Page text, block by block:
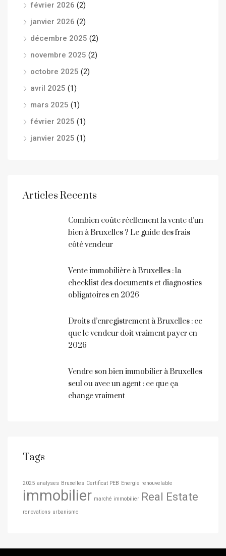
février 2026 (2)
janvier 2026 (2)
décembre 2025 (2)
novembre 2025 (2)
octobre 2025 (2)
avril 2025 (1)
mars 2025 (1)
février 2025 (1)
janvier 2025 (1)
Articles Recents
Combien coûte réellement la vente d’un
bien à Bruxelles ? Le guide des frais
côté vendeur
Vente immobilière à Bruxelles : la
checklist des documents et diagnostics
obligatoires en 2026
Droits d’enregistrement à Bruxelles : ce
que le vendeur doit vraiment payer en
2026
Vendre son bien immobilier à Bruxelles
seul ou avec un agent : ce que ça
change vraiment
Tags
2025 analyses Bruxelles Certificat PEB Energie renouvelable
immobilier marché immobilier Real Estate
renovations urbanisme